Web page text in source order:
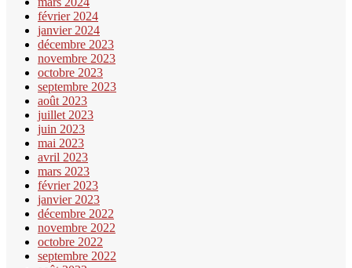
février 2024
janvier 2024
décembre 2023
novembre 2023
octobre 2023
septembre 2023
août 2023
juillet 2023
juin 2023
mai 2023
avril 2023
mars 2023
février 2023
janvier 2023
décembre 2022
novembre 2022
octobre 2022
septembre 2022